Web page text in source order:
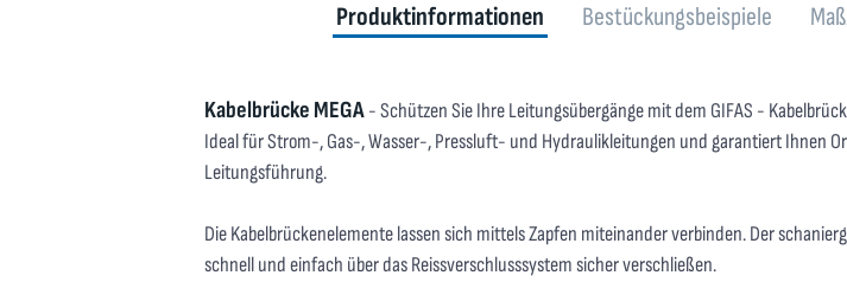
Produktinformationen Bestückungsbeispiele
Kabelbrücke MEGA- Schützen Sie Ihre Leitungsübergänge mit dem GIFAS -
Ideal für Strom-, Gas-, Wasser-, Pressluft- und Hydraulikleitungen und garantiert Ihnen
Leitungsführung.
Die Kabelbrückenelemente lassen sich mittels Zapfen miteinander verbinden. Der
schnell und einfach über das Reissverschlusssystem sicher verschließen.